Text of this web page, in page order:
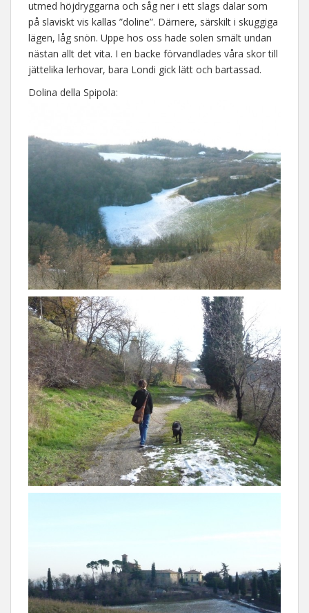
utmed höjdryggarna och såg ner i ett slags dalar som
på slaviskt vis kallas ”doline”. Därnere, särskilt i skuggiga
lägen, låg snön. Uppe hos oss hade solen smält undan
nästan allt det vita. I en backe förvandlades våra skor till
jättelika lerhovar, bara Londi gick lätt och bartassad.
Dolina della Spipola: